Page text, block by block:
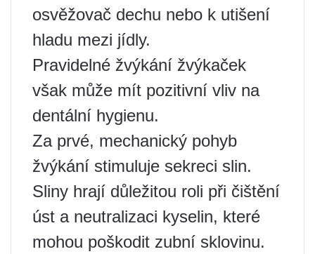
osvěžovač dechu nebo k utišení
hladu mezi jídly.
Pravidelné žvýkání žvýkaček
však může mít pozitivní vliv na
dentální hygienu.
Za prvé, mechanický pohyb
žvýkání stimuluje sekreci slin.
Sliny hrají důležitou roli při čištění
úst a neutralizaci kyselin, které
mohou poškodit zubní sklovinu.